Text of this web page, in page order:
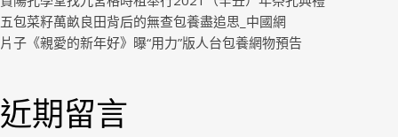
五包菜籽萬畝良田背后的無查包養盡追思_中國網
片子《親愛的新年好》曝“用力”版人台包養網物預告
近期留言